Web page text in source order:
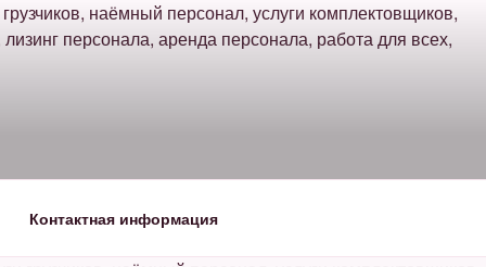
Контактная информация